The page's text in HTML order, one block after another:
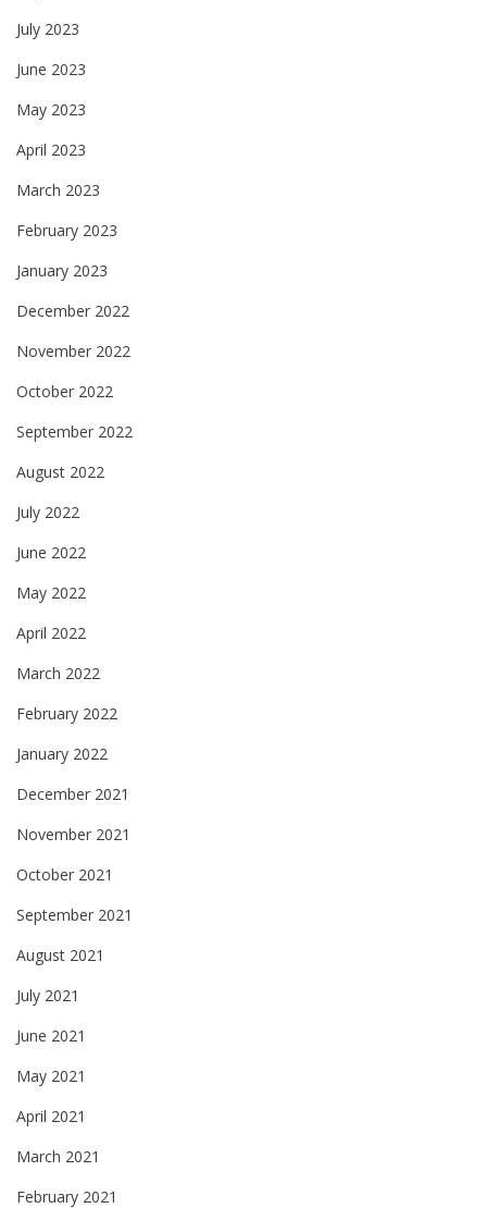
July 2023
June 2023
May 2023
April 2023
March 2023
February 2023
January 2023
December 2022
November 2022
October 2022
September 2022
August 2022
July 2022
June 2022
May 2022
April 2022
March 2022
February 2022
January 2022
December 2021
November 2021
October 2021
September 2021
August 2021
July 2021
June 2021
May 2021
April 2021
March 2021
February 2021